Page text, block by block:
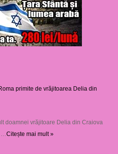
primite de vrăjitoarea Delia din
doamnei vrăjitoare Delia din Craiova
Citește mai mult »